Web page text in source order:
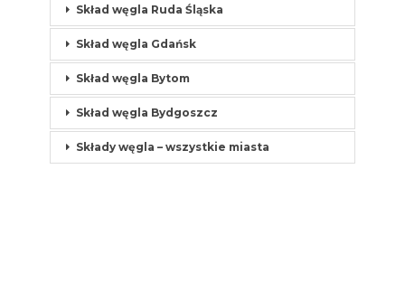
Skład węgla Ruda Śląska
Skład węgla Gdańsk
Skład węgla Bytom
Skład węgla Bydgoszcz
Składy węgla – wszystkie miasta